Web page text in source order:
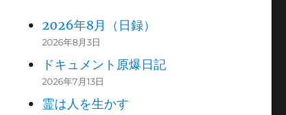
2026年8月（日録）
2026年8月3日
ドキュメント原爆日記
2026年7月13日
霊は人を生かす